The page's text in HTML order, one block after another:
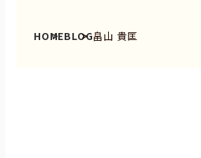
HOMEBLOG畠山 貴匡